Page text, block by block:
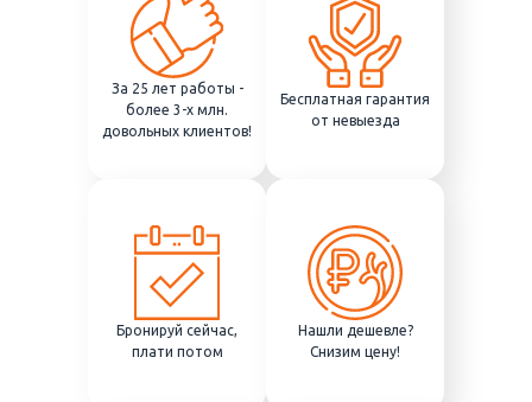
За 25 лет работы -
более 3-х млн.
довольных клиентов!
Бесплатная гарантия
от невыезда
Бронируй сейчас,
плати потом
Нашли дешевле?
Снизим цену!